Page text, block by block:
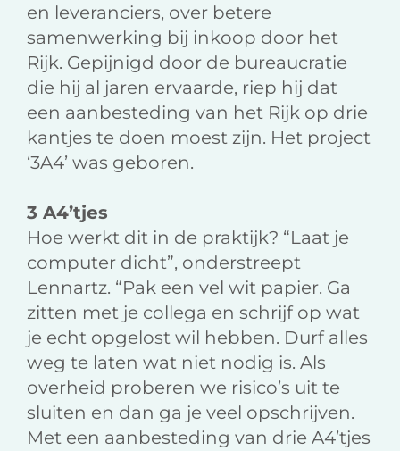
en leveranciers, over betere
samenwerking bij inkoop door het
Rijk. Gepijnigd door de bureaucratie
die hij al jaren ervaarde, riep hij dat
een aanbesteding van het Rijk op drie
kantjes te doen moest zijn. Het project
‘3A4’ was geboren.
3 A4’tjes
Hoe werkt dit in de praktijk? “Laat je
computer dicht”, onderstreept
Lennartz. “Pak een vel wit papier. Ga
zitten met je collega en schrijf op wat
je echt opgelost wil hebben. Durf alles
weg te laten wat niet nodig is. Als
overheid proberen we risico’s uit te
sluiten en dan ga je veel opschrijven.
Met een aanbesteding van drie A4’tjes